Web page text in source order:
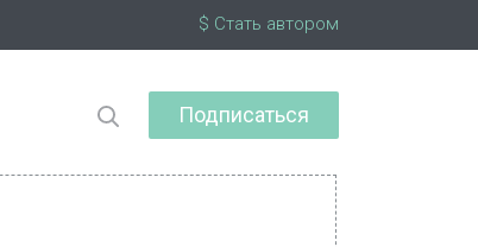
$ Стать автором
Подписаться